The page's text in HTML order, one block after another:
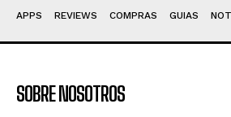
APPS REVIEWS COMPRAS GUIAS
SOBRE NOSOTROS